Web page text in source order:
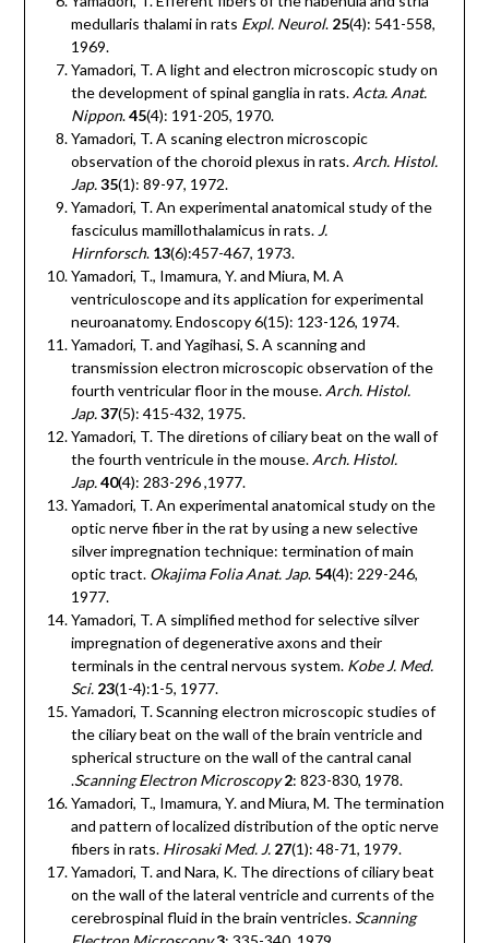
medullaris thalami in rats Expl. Neurol. 25(4): 541-558,
1969.
Yamadori, T. A light and electron microscopic study on
the development of spinal ganglia in rats. Acta. Anat.
Nippon.45(4): 191-205, 1970.
Yamadori, T. A scaning electron microscopic
observation of the choroid plexus in rats. Arch. Histol.
Jap. 35(1): 89-97, 1972.
Yamadori, T. An experimental anatomical study of the
fasciculus mamillothalamicus in rats. J.
Hirnforsch. 13(6):457-467, 1973.
Yamadori, T., Imamura, Y. and Miura, M. A
ventriculoscope and its application for experimental
neuroanatomy. Endoscopy 6(15): 123-126, 1974.
Yamadori, T. and Yagihasi, S. A scanning and
transmission electron microscopic observation of the
fourth ventricular floor in the mouse. Arch. Histol.
Jap. 37(5): 415-432, 1975.
Yamadori, T. The diretions of ciliary beat on the wall of
the fourth ventricule in the mouse. Arch. Histol.
Jap. 40(4): 283-296 ,1977.
Yamadori, T. An experimental anatomical study on the
optic nerve fiber in the rat by using a new selective
silver impregnation technique: termination of main
optic tract. Okajima Folia Anat. Jap. 54(4): 229-246,
1977.
Yamadori, T. A simplified method for selective silver
impregnation of degenerative axons and their
terminals in the central nervous system. Kobe J. Med.
Sci. 23(1-4):1-5, 1977.
Yamadori, T. Scanning electron microscopic studies of
the ciliary beat on the wall of the brain ventricle and
spherical structure on the wall of the cantral canal
.Scanning Electron Microscopy 2: 823-830, 1978.
Yamadori, T., Imamura, Y. and Miura, M. The termination
and pattern of localized distribution of the optic nerve
fibers in rats. Hirosaki Med. J. 27(1): 48-71, 1979.
Yamadori, T. and Nara, K. The directions of ciliary beat
on the wall of the lateral ventricle and currents of the
cerebrospinal fluid in the brain ventricles. Scanning